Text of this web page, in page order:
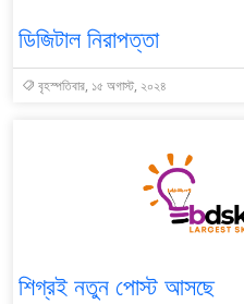
ডিজিটাল নিরাপত্তা
বৃহস্পতিবার, ১৫ অগাস্ট, ২০২৪
শিগ্রই নতুন পোস্ট আসছে